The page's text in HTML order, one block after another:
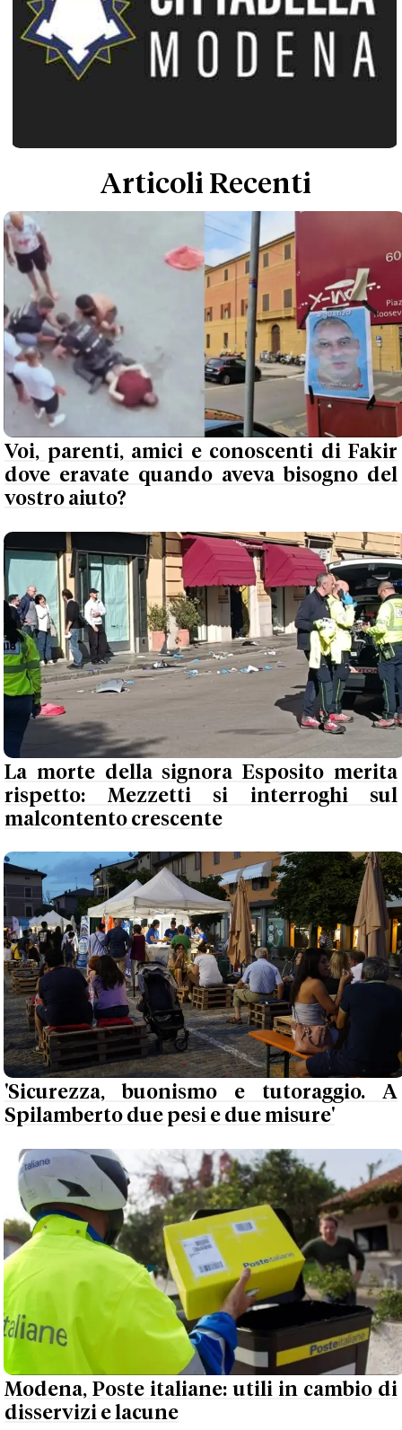
Articoli Recenti
Voi, parenti, amici e conoscenti di Fakir
dove eravate quando aveva bisogno del
vostro aiuto?
La morte della signora Esposito merita
rispetto: Mezzetti si interroghi sul
malcontento crescente
'Sicurezza, buonismo e tutoraggio. A
Spilamberto due pesi e due misure'
Modena, Poste italiane: utili in cambio di
disservizi e lacune